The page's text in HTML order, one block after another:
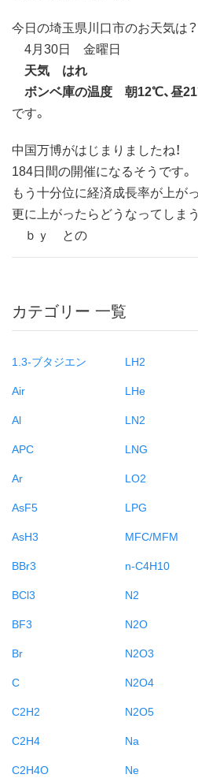
今日の埼玉県川口市のお天気は？
4月30日 金曜日
天気 はれ
ボンベ庫の温度 朝12℃、昼
です。
中国万博がはじまりましたね！
184日間の開催になるそうです。
もう十分位に経済成長率が上が
更に上がったらどうなってしま
ｂｙ との
カテゴリー 一覧
1.3-ブタジエン
Air
Al
APC
Ar
AsF5
AsH3
BBr3
BCl3
BF3
Br
C
C2H2
C2H4
C2H4O
LH2
LHe
LN2
LNG
LO2
LPG
MFC/MFM
n-C4H10
N2
N2O
N2O3
N2O4
N2O5
Na
Ne